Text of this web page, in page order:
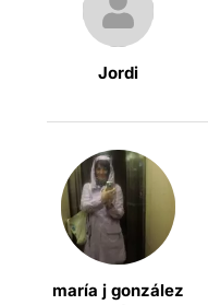
Jordi
maría j gonzález